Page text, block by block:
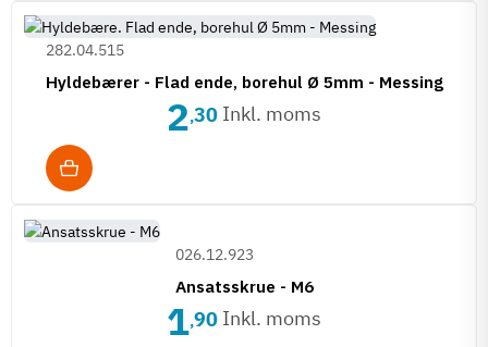
Hyldebærer - Flad ende, borehul Ø 5mm - Messing
282.04.515
2,30 Inkl. moms
Ansatsskrue - M6
026.12.923
1,90 Inkl. moms